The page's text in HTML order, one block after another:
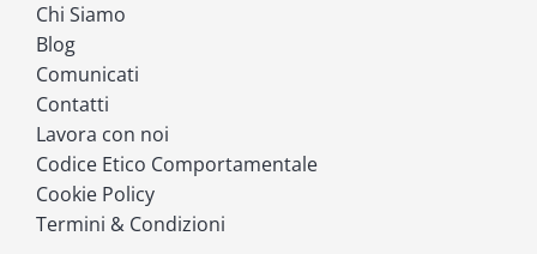
Chi Siamo
Blog
Comunicati
Contatti
Lavora con noi
Codice Etico Comportamentale
Cookie Policy
Termini & Condizioni